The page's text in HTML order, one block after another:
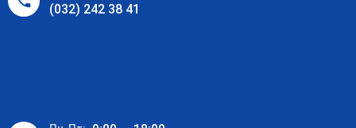
(032) 242 38 41